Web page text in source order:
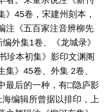
》45卷，宋建州刻本，
注《五百家注音辨柳先
外集1卷、《龙城录》
珍本初集》影印文渊阁
》45卷、外集 2卷、
最后的一种，有□隐庐影
编辑所曾据以排印，上